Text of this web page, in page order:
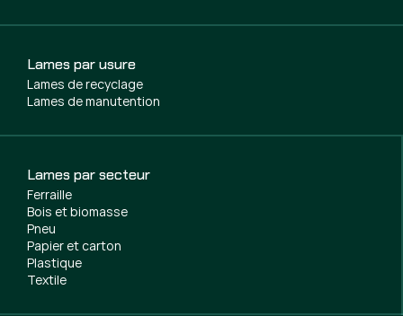
Lames par usure
Lames de recyclage
Lames de manutention
Lames par secteur
Ferraille
Bois et biomasse
Pneu
Papier et carton
Plastique
Textile